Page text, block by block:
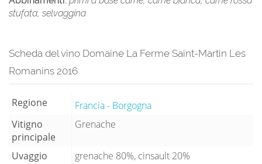
stufata, selvaggina
Scheda del vino Domaine La Ferme Saint-Martin Les
Romanins 2016
Regione
Francia - Borgogna
Vitigno
principale
Grenache
Uvaggio
grenache 80%, cinsault 20%